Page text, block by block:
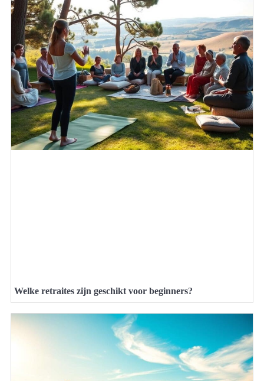
Welke retraites zijn geschikt voor beginners?